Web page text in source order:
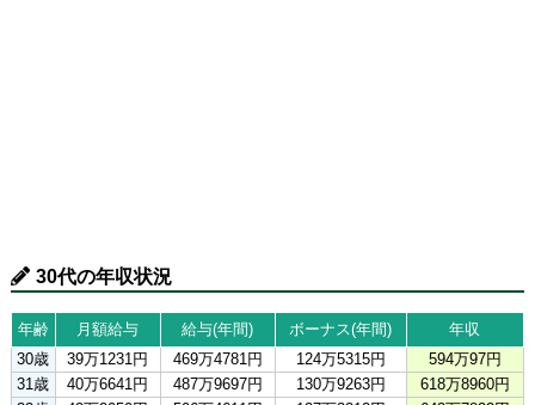
30代の年収状況
年齢 月額給与 給与(年間) ボーナス(年間)
年収
30歳
39万1231円 469万4781円 124万5315円
594万97円
31歳
40万6641円 487万9697円 130万9263円
618万8960円